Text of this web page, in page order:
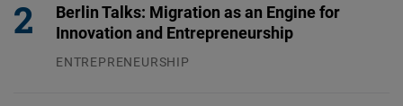
Berlin Talks: Migration as an Engine for
Innovation and Entrepreneurship
ENTREPRENEURSHIP